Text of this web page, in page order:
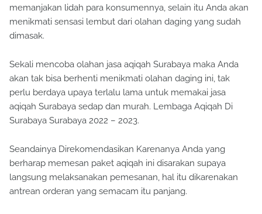
memanjakan lidah para konsumennya, selain itu Anda akan
menikmati sensasi lembut dari olahan daging yang sudah
dimasak.
Sekali mencoba olahan jasa aqiqah Surabaya maka Anda
akan tak bisa berhenti menikmati olahan daging ini, tak
perlu berdaya upaya terlalu lama untuk memakai jasa
aqiqah Surabaya sedap dan murah. Lembaga Aqiqah Di
Surabaya Surabaya 2022 – 2023.
Seandainya Direkomendasikan Karenanya Anda yang
berharap memesan paket aqiqah ini disarakan supaya
langsung melaksanakan pemesanan, hal itu dikarenakan
antrean orderan yang semacam itu panjang.